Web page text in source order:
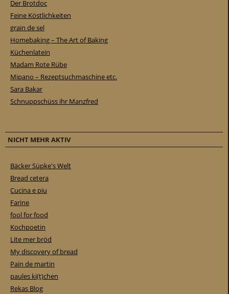
Der Brotdoc
Feine Köstlichkeiten
grain de sel
Homebaking – The Art of Baking
Küchenlatein
Madam Rote Rübe
Mipano – Rezeptsuchmaschine etc.
Sara Bakar
Schnuppschüss ihr Manzfred
NICHT MEHR AKTIV
Bäcker Süpke's Welt
Bread cetera
Cucina e piu
Farine
fool for food
Kochpoetin
Lite mer bröd
My discovery of bread
Pain de martin
paules ki(t)chen
Rekas Blog